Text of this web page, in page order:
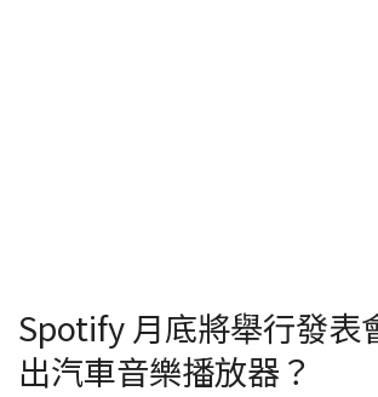
Spotify 月底將舉行發表
出汽車音樂播放器？